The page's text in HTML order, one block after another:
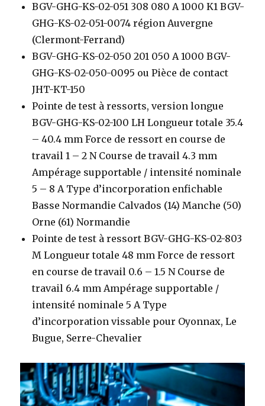
BGV-GHG-KS-02-051 308 080 A 1000 K1 BGV-
GHG-KS-02-051-0074 région Auvergne
(Clermont-Ferrand)
BGV-GHG-KS-02-050 201 050 A 1000 BGV-
GHG-KS-02-050-0095 ou Pièce de contact
JHT-KT-150
Pointe de test à ressorts, version longue
BGV-GHG-KS-02-100 LH Longueur totale 35.4
– 40.4 mm Force de ressort en course de
travail 1 – 2 N Course de travail 4.3 mm
Ampérage supportable / intensité nominale
5 – 8 A Type d’incorporation enfichable
Basse Normandie Calvados (14) Manche (50)
Orne (61) Normandie
Pointe de test à ressort BGV-GHG-KS-02-803
M Longueur totale 48 mm Force de ressort
en course de travail 0.6 – 1.5 N Course de
travail 6.4 mm Ampérage supportable /
intensité nominale 5 A Type
d’incorporation vissable pour Oyonnax, Le
Bugue, Serre-Chevalier